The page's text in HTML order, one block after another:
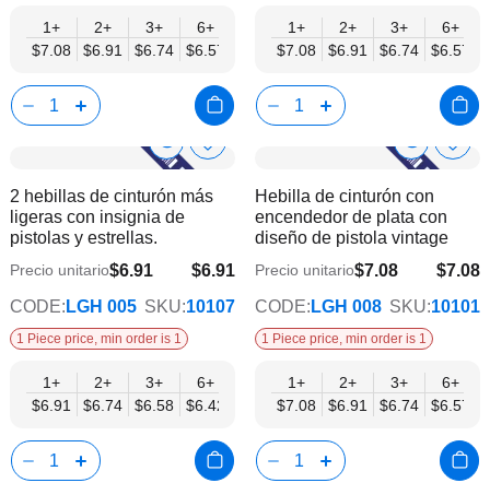
1+
$7.08
2+
$6.91
3+
$6.74
6+
$6.57
12+
$6.23
15+
$6.07
18+
$5.90
24+
$5.73
1+
$7.08
2+
$6.91
3+
$6.74
6+
$6.57
Show
Info
Añadir
la
deseos
2 hebillas de cinturón más
ligeras con insignia de
pistolas y estrellas.
$6.91
$5.59
Precio unitario$6.91
CODE: LGH 005 SKU:10107
1 Piece price, min order is 1
1+
$6.91
2+
$6.74
3+
$6.58
6+
$6.42
12+
$6.09
15+
$5.92
18+
$5.76
24+
$5.59
Show
Info
Hebilla de cinturón con
encendedor de plata con
diseño de pistola vintage
$7.08
$5.73
Precio unitario$7.08
CODE: LGH 008 SKU:10101
1 Piece price, min order is 1
1+
$7.08
2+
$6.91
3+
$6.74
6+
$6.57